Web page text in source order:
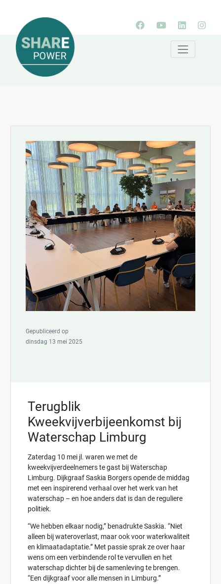
Gepubliceerd op
dinsdag 13 mei 2025
Terugblik
Kweekvijverbijeenkomst bij
Waterschap Limburg
Zaterdag 10 mei jl. waren we met de
kweekvijverdeelnemers te gast bij Waterschap
Limburg. Dijkgraaf Saskia Borgers opende de middag
met een inspirerend verhaal over het werk van het
waterschap – en hoe anders dat is dan de reguliere
politiek.
“We hebben elkaar nodig,” benadrukte Saskia. “Niet
alleen bij wateroverlast, maar ook voor waterkwaliteit
en klimaatadaptatie.” Met passie sprak ze over haar
wens om een verbindende rol te vervullen en het
waterschap dichter bij de samenleving te brengen.
“Een dijkgraaf voor alle mensen in Limburg.”